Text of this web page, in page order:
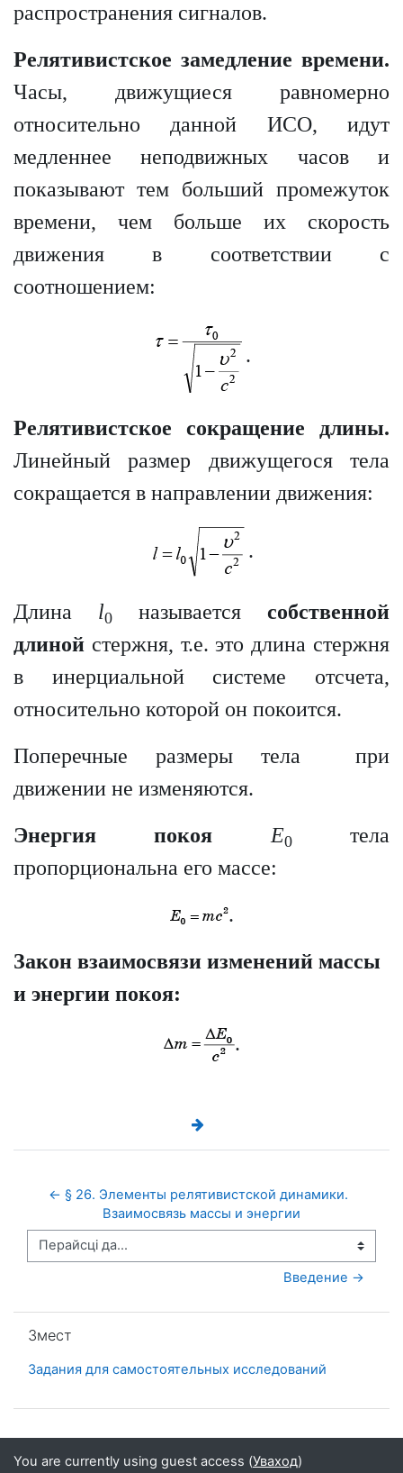
распространения сигналов.
Релятивистское замедление времени.
Часы, движущиеся равномерно
относительно данной ИСО, идут
медленнее неподвижных часов и
показывают тем больший промежуток
времени, чем больше их скорость
движения в соответствии с
соотношением:
.
Релятивистское сокращение длины.
Линейный размер движущегося тела
сокращается в направлении движения:
.
Длина l0 называется собственной
длиной стержня, т.е. это длина стержня
в инерциальной системе отсчета,
относительно которой он покоится.
Поперечные размеры тела при
движении не изменяются.
Энергия покоя
E0тела
пропорциональна его массе:
.
Закон взаимосвязи изменений массы
и энергии покоя:
.
← § 26. Элементы релятивистской динамики.
Взаимосвязь массы и энергии
Перайсці да...
Введение →
Змест
Задания для самостоятельных исследований
You are currently using guest access (Уваход)